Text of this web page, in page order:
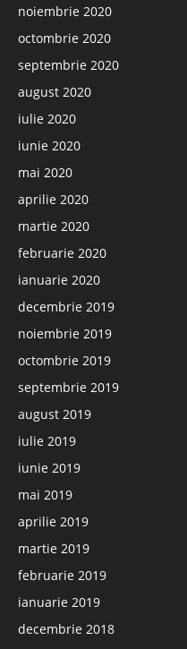
noiembrie 2020
octombrie 2020
septembrie 2020
august 2020
iulie 2020
iunie 2020
mai 2020
aprilie 2020
martie 2020
februarie 2020
ianuarie 2020
decembrie 2019
noiembrie 2019
octombrie 2019
septembrie 2019
august 2019
iulie 2019
iunie 2019
mai 2019
aprilie 2019
martie 2019
februarie 2019
ianuarie 2019
decembrie 2018